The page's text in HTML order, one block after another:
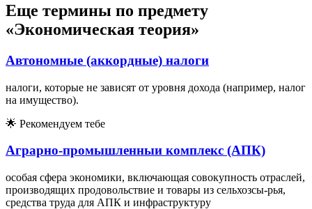
Еще термины по предмету
«Экономическая теория»
Автономные (аккордные) налоги
налоги, которые не зависят от уровня дохода (например, налог
на имущество).
🌟 Рекомендуем тебе
Аграрно-промышленныи комплекс (АПК)
особая сфера экономики, включающая совокупность отраслей,
производящих продовольствие и товары из сельхозсы-рья,
средства труда для АПК и инфраструктуру